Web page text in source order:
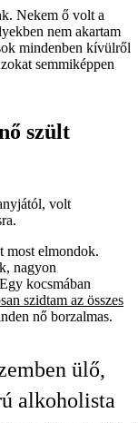
Nekem ő volt a
nem akartam
mindenben kívülről
semmiképpen
szült
volt
most elmondok.
nagyon
kocsmában
szidtam az összes
nő borzalmas.
ülő,
alkoholista